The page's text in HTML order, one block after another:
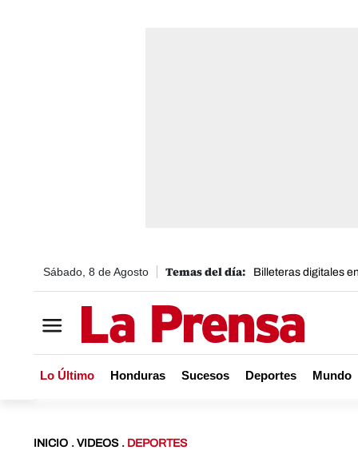
Sábado, 8 de Agosto Billeteras digitales
Lo Último Honduras Sucesos Deportes Mundo
INICIO . VIDEOS . DEPORTES